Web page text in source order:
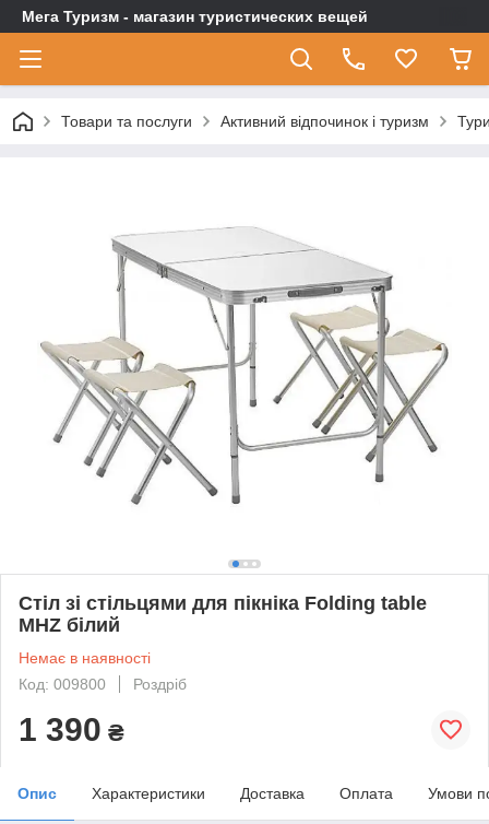
Мега Туризм - магазин туристических вещей
Товари та послуги Активний відпочинок і туризм
Стіл зі стільцями для пікніка Folding table
MHZ білий
Немає в наявності
Код: 009800
Роздріб
1 390 ₴
Опис Характеристики Доставка Оплата Умови